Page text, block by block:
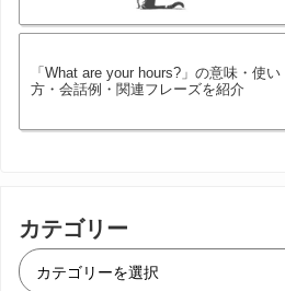
「What are your hours?」の意味・使い
方・会話例・関連フレーズを紹介
カテゴリー